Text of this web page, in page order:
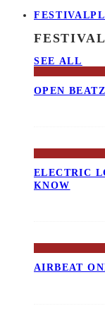
SEE ALL
OPEN
ELECTRIC
KNOW
AIRBEAT